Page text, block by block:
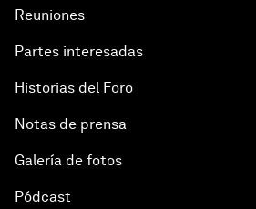
Reuniones
Partes interesadas
Historias del Foro
Notas de prensa
Galería de fotos
Pódcast